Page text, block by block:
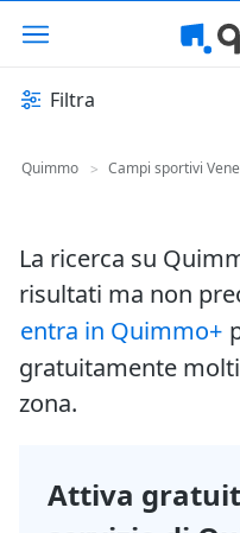
Filtra
Quimmo > Campi sportivi
La ricerca su
risultati ma non
entra in Quimmo+
gratuitamente
zona.
Attiva